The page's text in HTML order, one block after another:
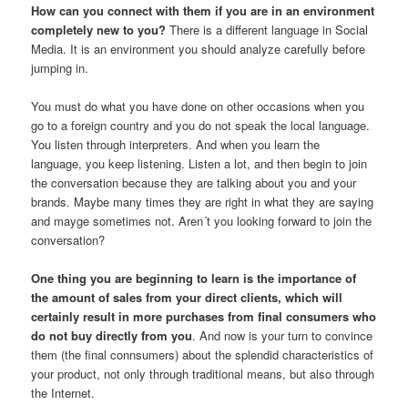
How can you connect with them if you are in an environment
completely new to you? There is a different language in Social
Media. It is an environment you should analyze carefully before
jumping in.
You must do what you have done on other occasions when you
go to a foreign country and you do not speak the local language.
You listen through interpreters. And when you learn the
language, you keep listening. Listen a lot, and then begin to join
the conversation because they are talking about you and your
brands. Maybe many times they are right in what they are saying
and mayge sometimes not. Aren´t you looking forward tojoin the
conversation?
One thing you are beginning to learn is the importance of
the amount of sales from your direct clients, which will
certainly result in more purchases from final consumers who
do not buy directly from you. And now is your turn to convince
them (the final connsumers) about the splendid characteristics of
your product, not only through traditional means, but also through
the Internet.